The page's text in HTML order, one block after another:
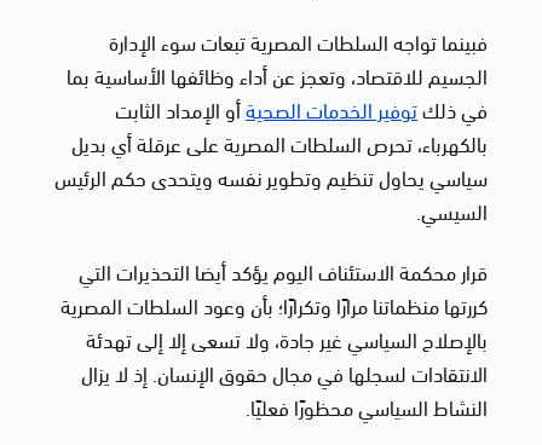
فبينما تواجه السلطات المصرية تبعات سوء الإدارة
الجسيم للاقتصاد، وتعجز عن أداء وظائفها الأساسية بما
في ذلكتوفير الخدمات الصحيةأو الإمداد الثابت
بالكهرباء، تحرص السلطات المصرية على عرقلة أي بديل
سياسي يحاول تنظيم وتطوير نفسه ويتحدى حكم الرئيس
السيسي.
قرار محكمة الاستئناف اليوم يؤكد أيضا التحذيرات التي
كررتها منظماتنا مرارًا وتكرارًا؛ بأن وعود السلطات المصرية
بالإصلاح السياسي غير جادة، ولا تسعى إلا إلى تهدئة
الانتقادات لسجلها في مجال حقوق الإنسان. إذ لا يزال
النشاط السياسي محظورًا فعليًا.